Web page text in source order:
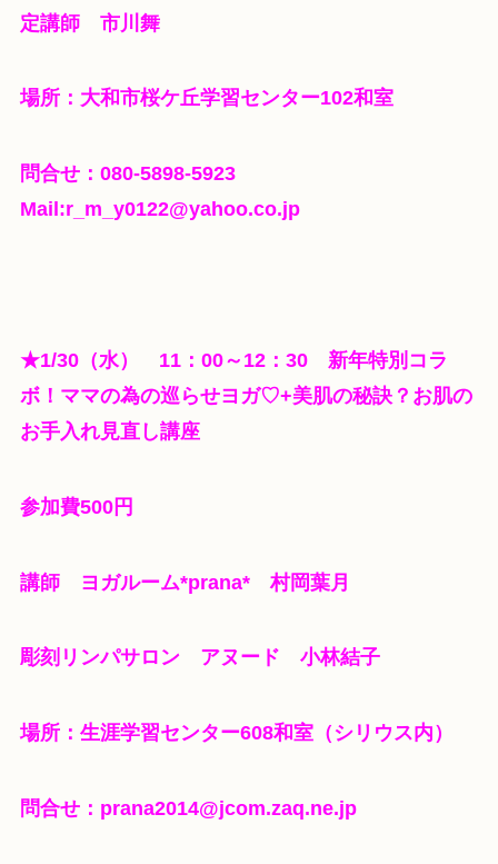
定講師 市川舞
場所：大和市桜ケ丘学習センター102和室
問合せ：080-5898-5923
Mail:r_m_y0122@yahoo.co.jp
★1/30（水） 11：00～12：30 新年特別コラ
ボ！ママの為の巡らせヨガ♡+美肌の秘訣？お肌の
お手入れ見直し講座
参加費500円
講師 ヨガルーム*prana* 村岡葉月
彫刻リンパサロン アヌード 小林結子
場所：生涯学習センター608和室（シリウス内）
問合せ：prana2014@jcom.zaq.ne.jp